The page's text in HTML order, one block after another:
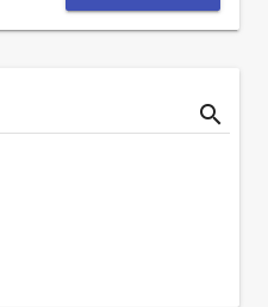
Search
for
search